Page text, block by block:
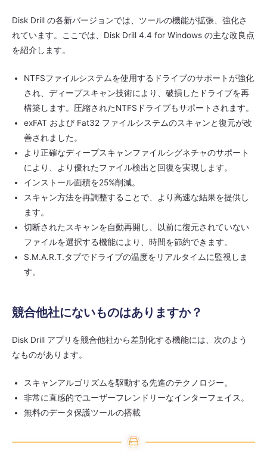
Disk Drill の各新バージョンでは、ツールの機能が拡張、強化さ
れています。ここでは、Disk Drill 4.4 for Windows の主な改良点
を紹介します。
NTFSファイルシステムを使用するドライブのサポートが強化
され、ディープスキャン技術により、破損したドライブを再
構築します。圧縮されたNTFSドライブもサポートされます。
exFAT および Fat32 ファイルシステムのスキャンと復元が改
善されました。
より正確なディープスキャンファイルシグネチャのサポート
により、より優れたファイル検出と回復を実現します。
インストール面積を25%削減。
スキャン方法を再調整することで、より高速な結果を提供し
ます。
切断されたスキャンを自動再開し、以前に復元されていない
ファイルを選択する機能により、時間を節約できます。
S.M.A.R.T.タブでドライブの温度をリアルタイムに監視しま
す。
競合他社にないものはありますか？
Disk Drill アプリを競合他社から差別化する機能には、次のよう
なものがあります。
スキャンアルゴリズムを駆動する先進のテクノロジー。
非常に直感的でユーザーフレンドリーなインターフェイス。
無料のデータ保護ツールの搭載